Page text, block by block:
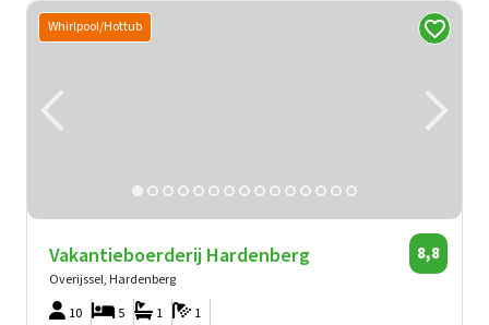
Whirlpool/Hottub
Vakantieboerderij Hardenberg
Overijssel, Hardenberg
8,8
10 1
1
5